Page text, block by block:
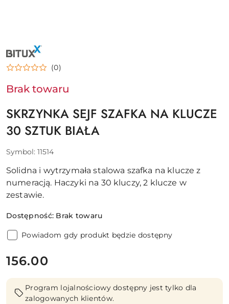
NAZWA
PRODUCENTA:
BITUXX
(0)
Brak towaru
SKRZYNKA SEJF SZAFKA NA KLUCZE
30 SZTUK BIAŁA
Symbol: 11514
Solidna i wytrzymała stalowa szafka na klucze z
numeracją. Haczyki na 30 kluczy, 2 klucze w
zestawie.
Dostępność: Brak towaru
Powiadom gdy produkt będzie dostępny
cena:
156.00
Program lojalnościowy dostępny jest tylko dla
zalogowanych klientów.